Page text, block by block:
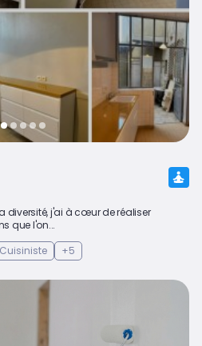
diversité, j'ai à cœur de réaliser
que l'on...
Cuisiniste +5